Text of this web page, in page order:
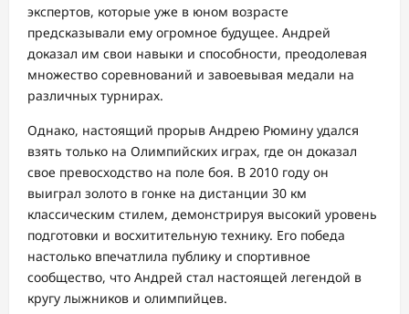
экспертов, которые уже в юном возрасте
предсказывали ему огромное будущее. Андрей
доказал им свои навыки и способности, преодолевая
множество соревнований и завоевывая медали на
различных турнирах.
Однако, настоящий прорыв Андрею Рюмину удался
взять только на Олимпийских играх, где он доказал
свое превосходство на поле боя. В 2010 году он
выиграл золото в гонке на дистанции 30 км
классическим стилем, демонстрируя высокий уровень
подготовки и восхитительную технику. Его победа
настолько впечатлила публику и спортивное
сообщество, что Андрей стал настоящей легендой в
кругу лыжников и олимпийцев.